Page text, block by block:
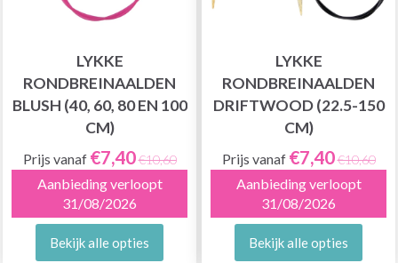
LYKKE
RONDBREINAALDEN
BLUSH (40, 60, 80 EN 100
CM)
Prijs vanaf €7,40€10,60
Aanbieding verloopt
31/08/2026
Bekijk alle opties
LYKKE
RONDBREINAALDEN
DRIFTWOOD (22.5-150
CM)
Prijs vanaf €7,40€10,60
Aanbieding verloopt
31/08/2026
Bekijk alle opties